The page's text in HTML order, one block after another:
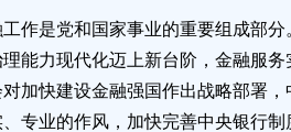
作是党和国家事业的重要组成部
能力现代化迈上新台阶，金融服
加快建设金融强国作出战略部署
专业的作风，加快完善中央银行